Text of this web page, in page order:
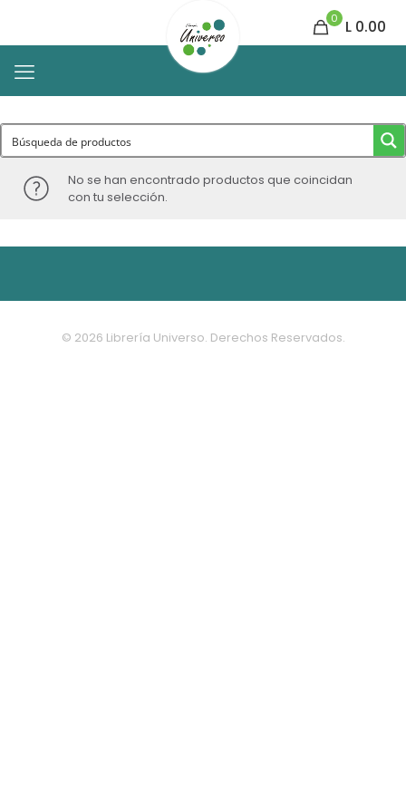
0 L 0.00
No se han encontrado productos que coincidan
con tu selección.
© 2026 Librería Universo. Derechos Reservados.